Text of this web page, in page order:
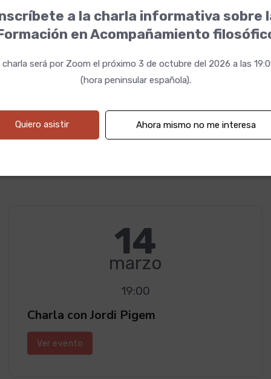
Un espacio para el trabajo corporal, principalmente, a través
Un tiempo para compartir en grupo/soledad
* Plazas limitadas
* En caso de querer cancelar la asistencia al retiro, se
14
marzo
19:00
Charla con Jordi Pigem
Ver evento
a la charla informativa sobre
en Acompañamiento
charla será por Zoom el próximo 3 de octubre del 2026 a las
(hora peninsular española).
Quiero asistir Ahora mismo no me interesa